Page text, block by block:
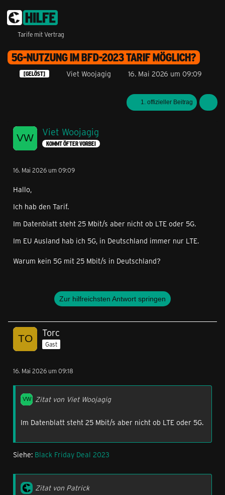
Tarife mit Vertrag
5G-NUTZUNG IM BFD-2023 TARIF MÖGLICH?
[GELÖST] Viet Woojagig 16. Mai 2026 um 09:09
1. offizieller Beitrag
Viet Woojagig
KOMMT ÖFTER VORBEI
16. Mai 2026 um 09:09
Hallo,
Ich hab den Tarif.
Im Datenblatt steht 25 Mbit/s aber nicht ob LTE oder 5G.
Im EU Ausland hab ich 5G, in Deutschland immer nur LTE.
Warum kein 5G mit 25 Mbit/s in Deutschland?
Zur hilfreichsten Antwort springen
Torc
Gast
16. Mai 2026 um 09:18
Zitat von Viet Woojagig
Im Datenblatt steht 25 Mbit/s aber nicht ob LTE oder 5G.
Siehe: Black Friday Deal 2023
Zitat von Patrick